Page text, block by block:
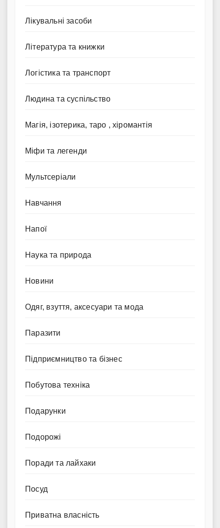
Лікувальні засоби
Література та книжки
Логістика та транспорт
Людина та суспільство
Магія, ізотерика, таро , хіромантія
Міфи та легенди
Мультсеріали
Навчання
Напої
Наука та природа
Новини
Одяг, взуття, аксесуари та мода
Паразити
Підприємництво та бізнес
Побутова техніка
Подарунки
Подорожі
Поради та лайхаки
Посуд
Приватна власність